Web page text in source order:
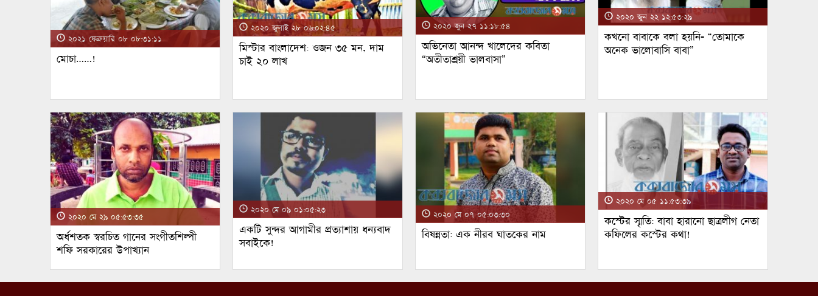
২০২১ ফেব্রুয়ারি ০৮ ০৮:৩১:১১
মোচা……!
২০২০ জুলাই ২৮ ০৬:০২:৪৫
মিস্টার বাংলাদেশ: ওজন ৩৫ মন, দাম
চাই ২০ লাখ
২০২০ জুন ২৭ ১১:১৮:৫৪
অভিনেতা আনন্দ খালেদের কবিতা
“অতীতাশ্রয়ী ভালবাসা”
২০২০ জুন ২২ ১২:৫৩:২৯
কখনো বাবাকে বলা হয়নি- “তোমাকে
অনেক ভালোবাসি বাবা”
২০২০ মে ২৯ ০৫:৫৩:৩৫
অর্ধশতক স্বরচিত গানের সংগীতশিল্পী
শফি সরকারের উপাখ্যান
২০২০ মে ০৯ ০১:০৫:২৩
একটি সুন্দর আগামীর প্রত্যাশায় ধন্যবাদ
সবাইকে!
২০২০ মে ০৭ ০৫:০৩:৩০
বিষন্নতা: এক নীরব ঘাতকের নাম
২০২০ মে ০৫ ১১:৫৩:৩৯
কস্টের স্মৃতি: বাবা হারানো ছাত্রলীগ নেতা
কফিলের কস্টের কথা!